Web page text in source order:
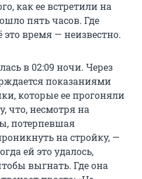
как ее встретили на
пять часов. Где
время — неизвестно.
в 02:09 ночи. Через
показаниями
которые ее прогоняли
что, несмотря на
потерпевшая
на стройку, —
ей это удалось,
выгнать. Где она